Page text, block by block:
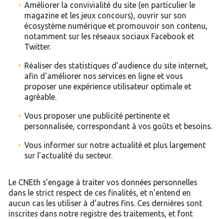
Améliorer la convivialité du site (en particulier le
magazine et les jeux concours), ouvrir sur son
écosystème numérique et promouvoir son contenu,
notamment sur les réseaux sociaux Facebook et
Twitter.
Réaliser des statistiques d’audience du site internet,
afin d’améliorer nos services en ligne et vous
proposer une expérience utilisateur optimale et
agréable.
Vous proposer une publicité pertinente et
personnalisée, correspondant à vos goûts et besoins.
Vous informer sur notre actualité et plus largement
sur l’actualité du secteur.
Le CNEth s’engage à traiter vos données personnelles
dans le strict respect de ces finalités, et n’entend en
aucun cas les utiliser à d’autres fins. Ces dernières sont
inscrites dans notre registre des traitements, et font